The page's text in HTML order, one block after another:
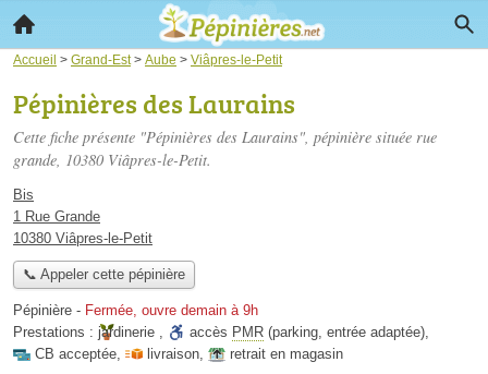
Accueil > Grand-Est> Aube > Viâpres-le-Petit
Pépinières des Laurains
Cette fiche présente "Pépinières des Laurains", pépinière située rue
grande, 10380 Viâpres-le-Petit.
Bis
1 Rue Grande
10380 Viâpres-le-Petit
📞 Appeler cette pépinière
Pépinière - Fermée, ouvre demain à 9h
Prestations : jardinerie , accès PMR (parking, entrée adaptée),
CB acceptée, livraison,
retrait en magasin